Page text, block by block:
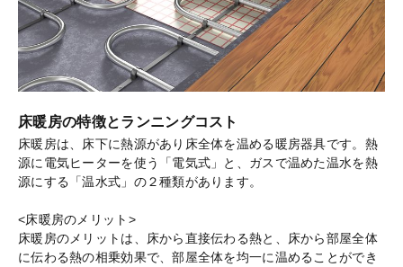
床暖房の特徴とランニングコスト
床暖房は、床下に熱源があり床全体を温める暖房器具です。熱
源に電気ヒーターを使う「電気式」と、ガスで温めた温水を熱
源にする「温水式」の２種類があります。
<床暖房のメリット>
床暖房のメリットは、床から直接伝わる熱と、床から部屋全体
に伝わる熱の相乗効果で、部屋全体を均一に温めることができ